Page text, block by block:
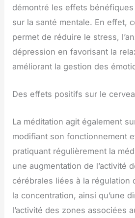
démontré les effets
sur la santé mentale. En effet,
permet de réduire le stress,
dépression en favorisant la
améliorant la gestion des
Des effets positifs sur le
La méditation agit également
modifiant son fonctionnement
pratiquant régulièrement la
une augmentation de l’activité
cérébrales liées à la régulation
la concentration, ainsi qu’une
l’activité des zones associées